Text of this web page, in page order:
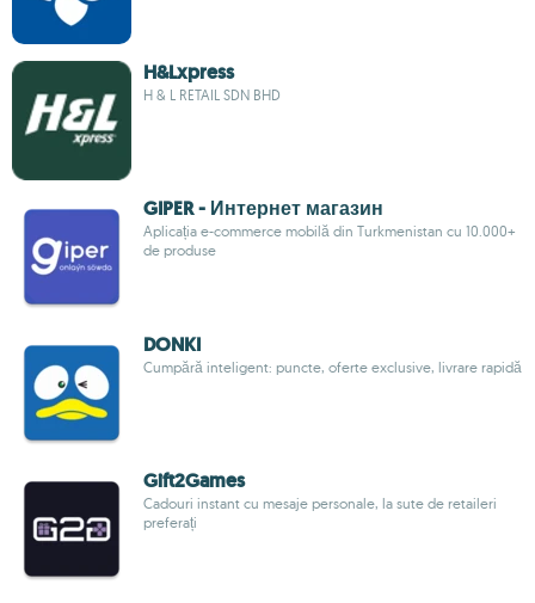
H&Lxpress
H & L RETAIL SDN BHD
GIPER - Интернет магазин
Aplicația e-commerce mobilă din Turkmenistan cu 10.000+
de produse
DONKI
Cumpără inteligent: puncte, oferte exclusive, livrare rapidă
Gift2Games
Cadouri instant cu mesaje personale, la sute de retaileri
preferați